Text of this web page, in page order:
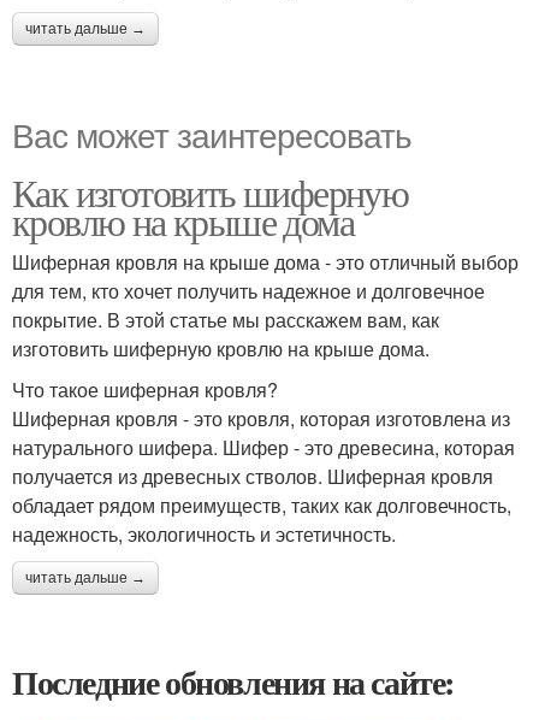
читать дальше →
Вас может заинтересовать
Как изготовить шиферную
кровлю на крыше дома
Шиферная кровля на крыше дома - это отличный выбор
для тем, кто хочет получить надежное и долговечное
покрытие. В этой статье мы расскажем вам, как
изготовить шиферную кровлю на крыше дома.
Что такое шиферная кровля?
Шиферная кровля - это кровля, которая изготовлена из
натурального шифера. Шифер - это древесина, которая
получается из древесных стволов. Шиферная кровля
обладает рядом преимуществ, таких как долговечность,
надежность, экологичность и эстетичность.
читать дальше →
Последние обновления на сайте: